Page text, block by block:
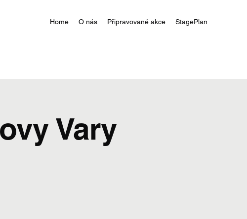
Home O nás Připravované akce StagePlan
Vary